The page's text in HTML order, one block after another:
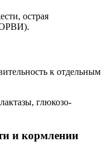
острая
к отдельным
глюкозо-
и кормлении